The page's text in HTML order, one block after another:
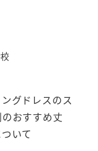
グドレスのス
おすすめ丈
いて